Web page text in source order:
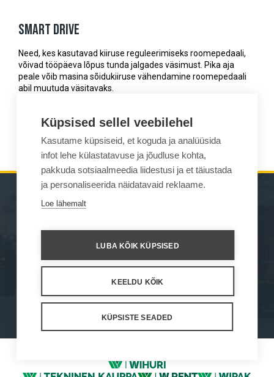
Smart Drive
Need, kes kasutavad kiiruse reguleerimiseks roomepedaali,
võivad tööpäeva lõpus tunda jalgades väsimust. Pika aja
peale võib masina sõidukiiruse vähendamine roomepedaali
abil muutuda väsitavaks.
LOE ROHKEM
MASINAD
TÖÖSEADMED
HOOLDUS JA TUGI
KONTAKT
Privacy Statement Privacy Policy
Cookie Settings
Küpsised sellel veebilehel
Kasutame küpsiseid, et koguda ja analüüsida
infot lehe külastatavuse ja jõudluse kohta,
pakkuda sotsiaalmeedia liidestusi ja et täiustada
ja personaliseerida näidatavaid reklaame.
Loe lähemalt
LUBA KÕIK KÜPSISED
KEELDU KÕIK
KÜPSISTE SEADED